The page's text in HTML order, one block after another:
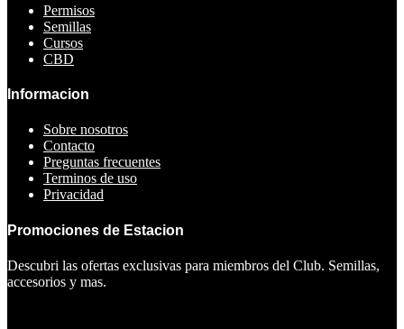
Permisos
Semillas
Cursos
CBD
Informacion
Sobre nosotros
Contacto
Preguntas frecuentes
Terminos de uso
Privacidad
Promociones de Estacion
Descubri las ofertas exclusivas para miembros del Club. Semillas,
accesorios y mas.